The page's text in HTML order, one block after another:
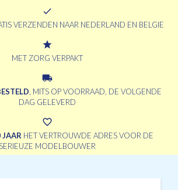
check
VERZENDEN NAAR NEDERLAND EN BELGIE
grade
MET ZORG VERPAKT
local_shipping
, MITS OP VOORRAAD, DE VOLGENDE
DAG GELEVERD
favorite_border
JAAR HET VERTROUWDE ADRES VOOR DE
SERIEUZE MODELBOUWER